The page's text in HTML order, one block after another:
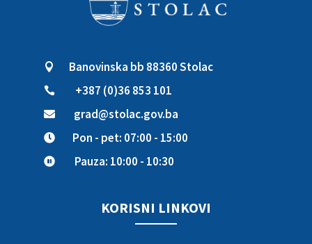
 Banovinska bb 88360 Stolac
 +387 (0)36 853 101
 grad@stolac.gov.ba
 Pon - pet: 07:00 - 15:00
 Pauza: 10:00 - 10:30
KORISNI LINKOVI